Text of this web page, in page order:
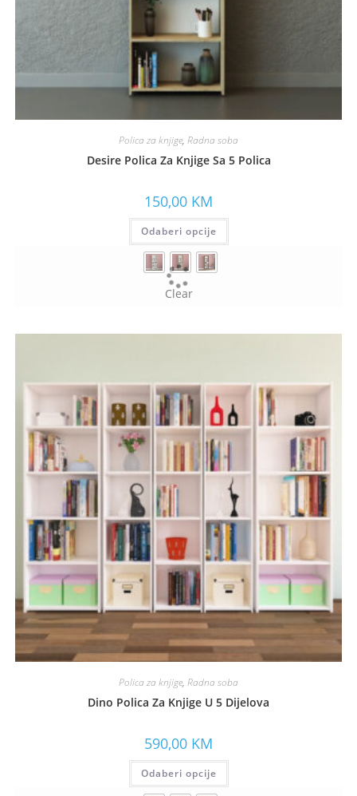
Polica za knjige, Radna soba
Desire Polica Za Knjige Sa 5 Polica
150,00 KM
Odaberi opcije
Clear
Polica za knjige, Radna soba
Dino Polica Za Knjige U 5 Dijelova
590,00 KM
Odaberi opcije